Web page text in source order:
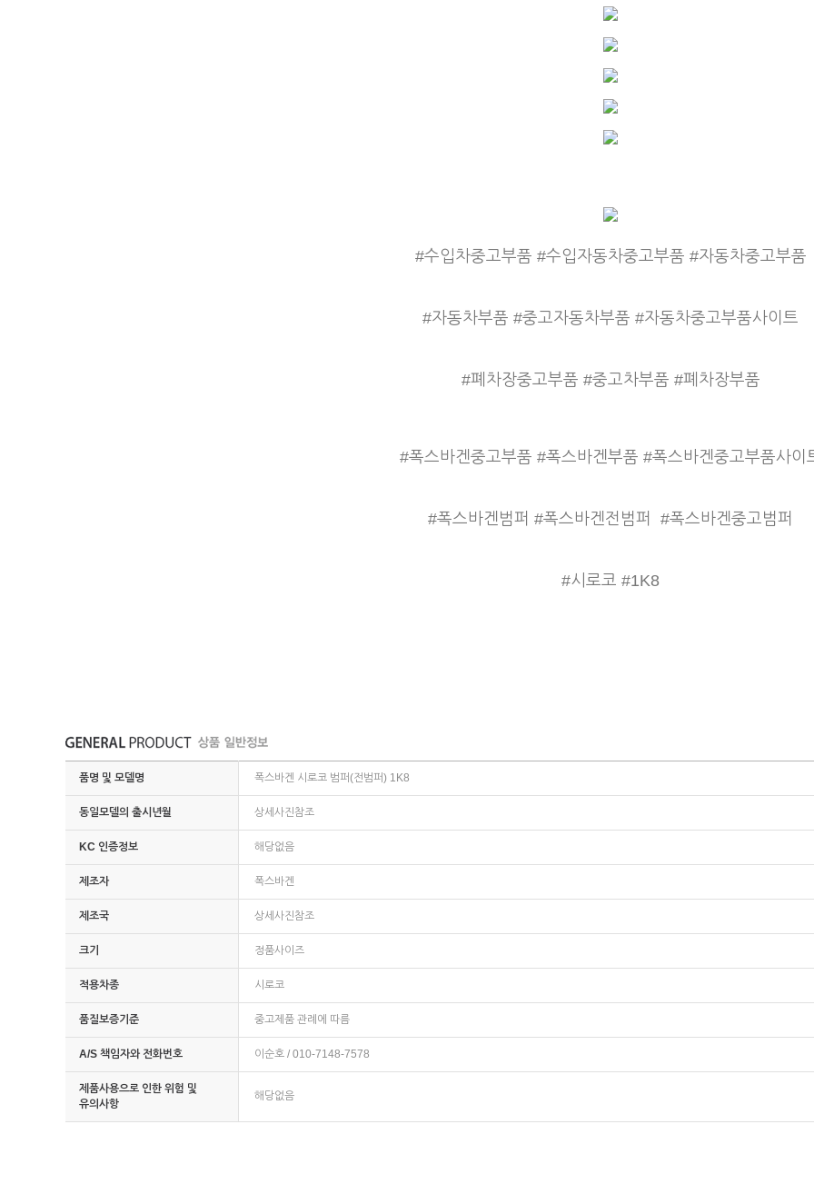
#수입차중고부품 #수입자동차중고부품 #자동차중고부품
#자동차부품 #중고자동차부품 #자동차중고부품사이트
#폐차장중고부품 #중고차부품 #폐차장부품
#폭스바겐중고부품 #폭스바겐부품 #폭스바겐중고부품사이
#폭스바겐범퍼 #폭스바겐전범퍼 #폭스바겐중고범퍼
#시로코 #1K8
품명 및 모델명 폭스바겐 시로코 범퍼(전범퍼) 1K8
동일모델의 출시년월 상세사진참조
KC 인증정보 해당없음
제조자 폭스바겐
제조국 상세사진참조
크기 정품사이즈
적용차종 시로코
품질보증기준 중고제품 관례에 따름
A/S 책임자와 전화번호 이순호 / 010-7148-7578
제품사용으로 인한 위험 및
유의사항
해당없음